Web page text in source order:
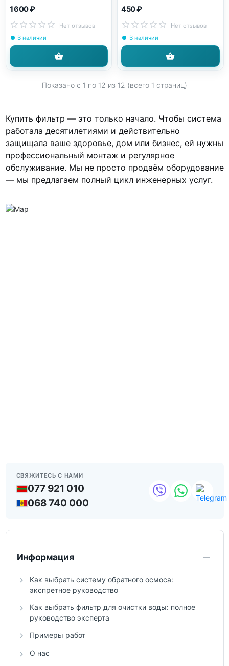
1 600 ₽
Нет отзывов
В наличии
450 ₽
Нет отзывов
В наличии
Показано с 1 по 12 из 12 (всего 1 страниц)
Купить фильтр — это только начало. Чтобы система
работала десятилетиями и действительно
защищала ваше здоровье, дом или бизнес, ей нужны
профессиональный монтаж и регулярное
обслуживание. Мы не просто продаём оборудование
— мы предлагаем полный цикл инженерных услуг.
СВЯЖИТЕСЬ С НАМИ
077 921 010
068 740 000
Информация
Как выбрать систему обратного осмоса:
экспретное руководство
Как выбрать фильтр для очистки воды: полное
руководство эксперта
Примеры работ
О нас